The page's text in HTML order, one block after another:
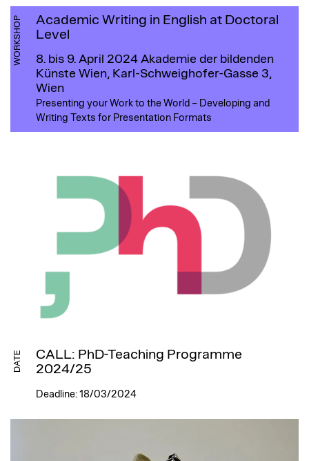
WORKSHOP
Academic Writing in English at Doctoral
Level
8. bis 9. April 2024 Akademie der bildenden
Künste Wien, Karl-Schweighofer-Gasse 3,
Wien
Presenting your Work to the World – Developing and
Writing Texts for Presentation Formats
DATE
CALL: PhD-Teaching Programme
2024/25
Deadline: 18/03/2024